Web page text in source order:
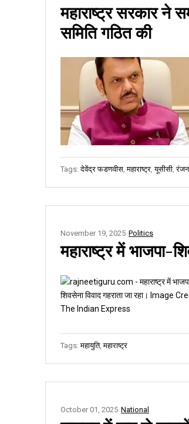
महाराष्ट्र सरकार ने
समिति गठित की
Tags:देवेंद्र फडणवीस ,महाराष्ट्र ,यूसीसी ,
Politics
November 19, 2025
महाराष्ट्र में भाजपा-
Tags:महायुति,महाराष्ट्र
National
October 01, 2025